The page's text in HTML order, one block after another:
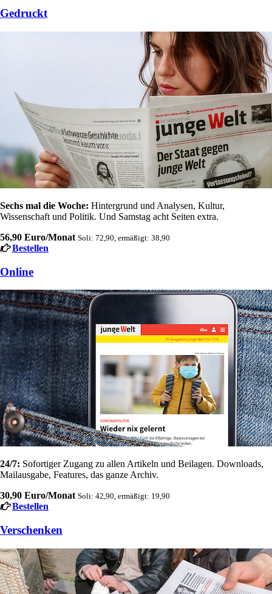
Gedruckt
Sechs mal die Woche: Hintergrund und Analysen, Kultur,
Wissenschaft und Politik. Und Samstag acht Seiten extra.
56,90 Euro/Monat Soli: 72,90, ermäßigt: 38,90
Bestellen
Online
24/7: Sofortiger Zugang zu allen Artikeln und Beilagen. Downloads,
Mailausgabe, Features, das ganze Archiv.
30,90 Euro/Monat Soli: 42,90, ermäßigt: 19,90
Bestellen
Verschenken